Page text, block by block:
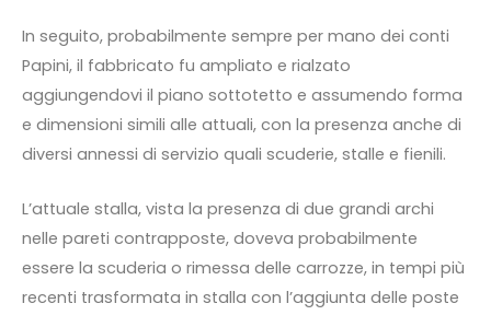
In seguito, probabilmente sempre per mano dei conti
Papini, il fabbricato fu ampliato e rialzato
aggiungendovi il piano sottotetto e assumendo forma
e dimensioni simili alle attuali, con la presenza anche di
diversi annessi di servizio quali scuderie, stalle e fienili.
L’attuale stalla, vista la presenza di due grandi archi
nelle pareti contrapposte, doveva probabilmente
essere la scuderia o rimessa delle carrozze, in tempi più
recenti trasformata in stalla con l’aggiunta delle poste